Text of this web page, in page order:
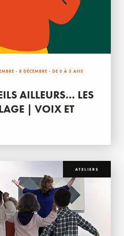
- 8 DÉCEMBRE - DE 0 À 3 ANS
AILLEURS… LES
| VOIX ET
ATELIERS